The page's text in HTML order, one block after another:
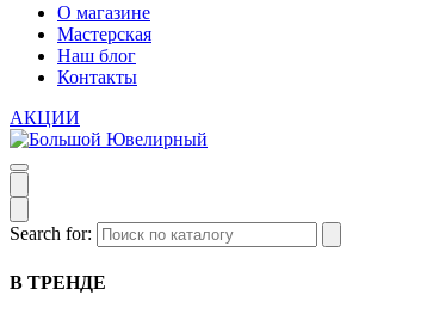
О магазине
Мастерская
Наш блог
Контакты
АКЦИИ
Search for:
В ТРЕНДЕ